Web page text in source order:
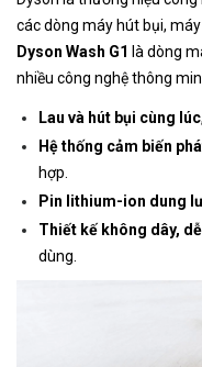
các dòng máy hút bụi,
Dyson Wash G1 là dòng
nhiều công nghệ thông
Lau và hút bụi cùng lúc
Hệ thống cảm biến
hợp.
Pin lithium-ion dung
Thiết kế không dây,
dùng.